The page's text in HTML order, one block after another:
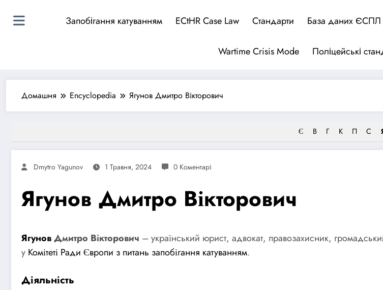
Запобігання катуванням ECtHR Case Law Стандарти База даних ЄСПЛ
Wartime Crisis Mode Поліцейські
Домашня Encyclopedia Ягунов Дмитро Вікторович
Є В Г К П С
Dmytro Yagunov 1 Травня, 2024 0 Коментарі
Ягунов Дмитро Вікторович
ЯгуновДмитро Вікторович – український юрист, адвокат, правозахисник,
у Комітеті Ради Європи з питань запобігання катуванням.
Діяльність